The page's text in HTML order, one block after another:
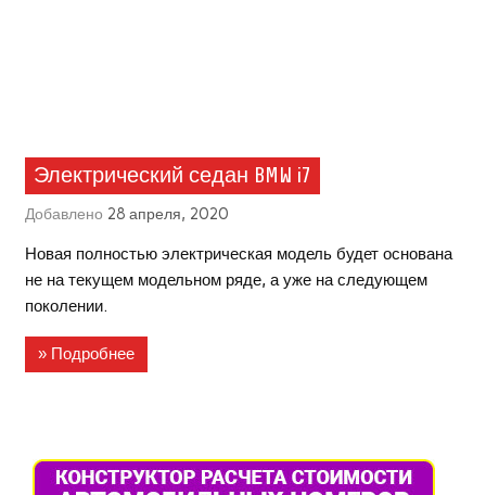
Электрический седан BMW i7
Добавлено 28 апреля, 2020
Новая полностью электрическая модель будет основана
не на текущем модельном ряде, а уже на следующем
поколении.
» Подробнее